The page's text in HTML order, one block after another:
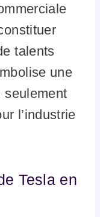
talents
une
seulement
l’industrie
Tesla en